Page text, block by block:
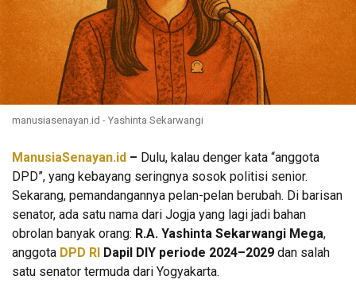
manusiasenayan.id - Yashinta Sekarwangi
ManusiaSenayan.id – Dulu, kalau denger kata “anggota
DPD”, yang kebayang seringnya sosok politisi senior.
Sekarang, pemandangannya pelan-pelan berubah. Di barisan
senator, ada satu nama dari Jogja yang lagi jadi bahan
obrolan banyak orang: R.A. Yashinta Sekarwangi Mega,
anggota DPD RI Dapil DIY periode 2024–2029 dan salah
satu senator termuda dari Yogyakarta.